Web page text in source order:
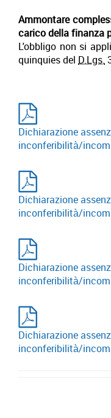
Ammontare
carico della finanza
L'obbligo non si
quinquies del D.Lgs.
Dichiarazione
inconferibilità/
Dichiarazione
inconferibilità/
Dichiarazione
inconferibilità/
Dichiarazione
inconferibilità/